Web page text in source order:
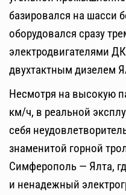
базировался на шасси
оборудовался сразу
электродвигателями
двухтактным дизелем
Несмотря на высокую
км/ч, в реальной
себя
знаменитой горной
Симферополь — Ялта,
и ненадежный